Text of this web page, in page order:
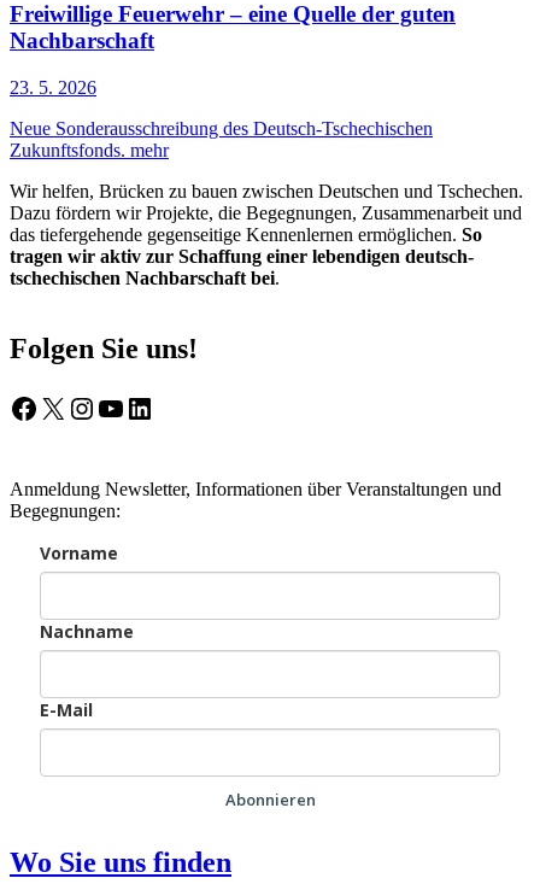
Freiwillige Feuerwehr – eine Quelle der guten
Nachbarschaft
23. 5. 2026
Neue Sonderausschreibung des Deutsch-Tschechischen
Zukunftsfonds. mehr
Wir helfen, Brücken zu bauen zwischen Deutschen und Tschechen.
Dazu fördern wir Projekte, die Begegnungen, Zusammenarbeit und
das tiefergehende gegenseitige Kennenlernen ermöglichen. So
tragen wir aktiv zur Schaffung einer lebendigen deutsch-
tschechischen Nachbarschaft bei.
Folgen Sie uns!
Facebook
X Instagram YouTube LinkedIn
Anmeldung Newsletter, Informationen über Veranstaltungen und
Begegnungen:
Vorname
Nachname
E-Mail
Abonnieren
Wo Sie uns finden